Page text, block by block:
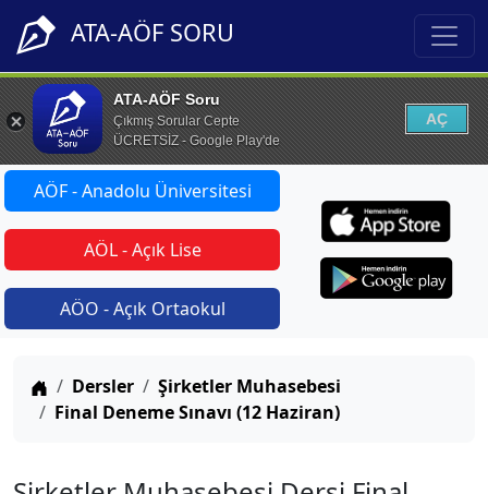
ATA-AÖF SORU
ATA-AÖF Soru
Çıkmış Sorular Cepte
ÜCRETSİZ - Google Play'de
AÇ
AÖF - Anadolu Üniversitesi
AÖL - Açık Lise
AÖO - Açık Ortaokul
Anasayfa
Dersler
Şirketler Muhasebesi
Final Deneme Sınavı (12 Haziran)